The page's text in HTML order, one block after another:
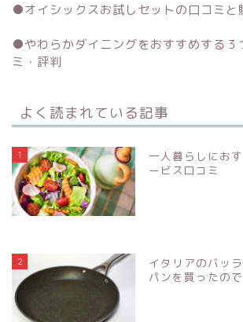
●オイシックスお試しセットの口コミと
●やわらかダイニングをおすすめする３
ミ・評判
よく読まれている記事
1
一人暮らしにお
ービス口コミ
2
イタリアのバッ
パンを買ったの